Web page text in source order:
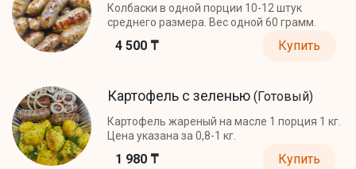
Колбаски в одной порции 10-12 штук
среднего размера. Вес одной 60 грамм.
4 500 ₸ Купить
Картофель с зеленью (Готовый)
Картофель жареный на масле 1 порция 1 кг.
Цена указана за 0,8-1 кг.
1 980 ₸ Купить